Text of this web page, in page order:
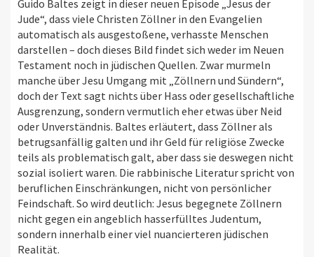
Guido Baltes zeigt in dieser neuen Episode „Jesus der
Jude“, dass viele Christen Zöllner in den Evangelien
automatisch als ausgestoßene, verhasste Menschen
darstellen – doch dieses Bild findet sich weder im Neuen
Testament noch in jüdischen Quellen. Zwar murmeln
manche über Jesu Umgang mit „Zöllnern und Sündern“,
doch der Text sagt nichts über Hass oder gesellschaftliche
Ausgrenzung, sondern vermutlich eher etwas über Neid
oder Unverständnis. Baltes erläutert, dass Zöllner als
betrugsanfällig galten und ihr Geld für religiöse Zwecke
teils als problematisch galt, aber dass sie deswegen nicht
sozial isoliert waren. Die rabbinische Literatur spricht von
beruflichen Einschränkungen, nicht von persönlicher
Feindschaft. So wird deutlich: Jesus begegnete Zöllnern
nicht gegen ein angeblich hasserfülltes Judentum,
sondern innerhalb einer viel nuancierteren jüdischen
Realität.